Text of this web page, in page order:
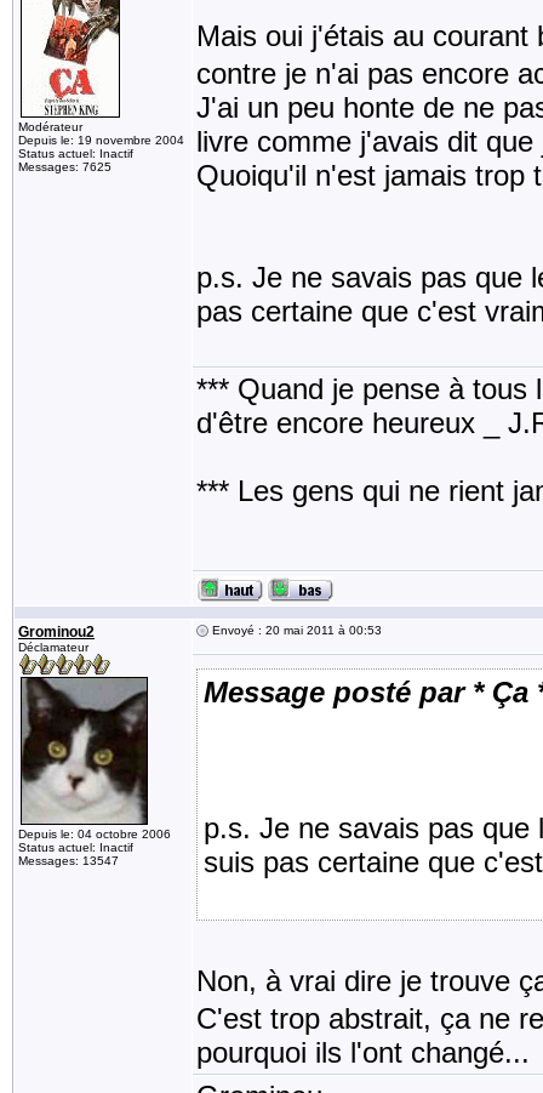
Modérateur
Depuis le: 19 novembre 2004
Status actuel: Inactif
Messages: 7625
Mais oui j'étais au
contre je n'ai pas encore
J'ai un peu honte de ne
livre comme j'avais dit que
Quoiqu'il n'est jamais trop
p.s. Je ne savais pas que
pas certaine que c'est
*** Quand je pense à tous
d'être encore heureux _
*** Les gens qui ne rient
Grominou2
Déclamateur
Depuis le: 04 octobre 2006
Status actuel: Inactif
Messages: 13547
Envoyé : 20 mai 2011 à 00:53
Message posté par * Ça
p.s. Je ne savais pas
suis pas certaine que
Non, à vrai dire je trouve
C'est trop abstrait, ça ne
pourquoi ils l'ont changé...